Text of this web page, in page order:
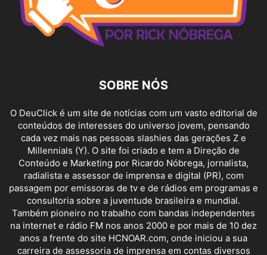
SOBRE NÓS
O DeuClick é um site de notícias com um vasto editorial de
conteúdos de interesses do universo jovem, pensando
cada vez mais nas pessoas slashies das gerações Z e
Millennials (Y). O site foi criado e tem a Direção de
Conteúdo e Marketing por Ricardo Nóbrega, jornalista,
radialista e assessor de imprensa e digital (PR), com
passagem por emissoras de tv e de rádios em programas e
consultoria sobre a juventude brasileira e mundial.
Também pioneiro no trabalho com bandas independentes
na internet e rádio FM nos anos 2000 e por mais de 10 dez
anos a frente do site HCNOAR.com, onde iniciou a sua
carreira de assessoria de imprensa em contas diversos